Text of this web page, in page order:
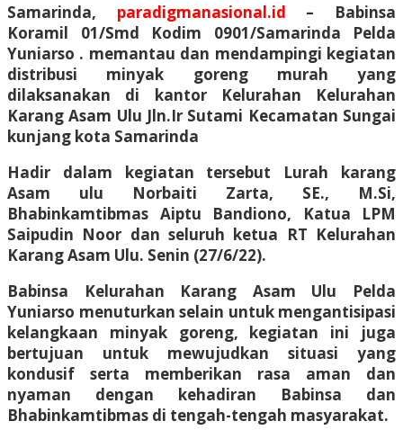
Samarinda, paradigmanasional.id – Babinsa
Koramil 01/Smd Kodim 0901/Samarinda Pelda
Yuniarso . memantau dan mendampingi kegiatan
distribusi minyak goreng murah yang
dilaksanakan di kantor Kelurahan Kelurahan
Karang Asam Ulu Jln.Ir Sutami Kecamatan Sungai
kunjang kota Samarinda
Hadir dalam kegiatan tersebut Lurah karang
Asam ulu Norbaiti Zarta, SE., M.Si,
Bhabinkamtibmas Aiptu Bandiono, Katua LPM
Saipudin Noor dan seluruh ketua RT Kelurahan
Karang Asam Ulu. Senin (27/6/22).
Babinsa Kelurahan Karang Asam Ulu Pelda
Yuniarso menuturkan selain untuk mengantisipasi
kelangkaan minyak goreng, kegiatan ini juga
bertujuan untuk mewujudkan situasi yang
kondusif serta memberikan rasa aman dan
nyaman dengan kehadiran Babinsa dan
Bhabinkamtibmas di tengah-tengah masyarakat.